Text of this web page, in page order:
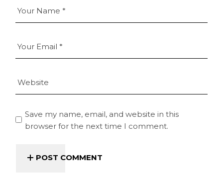
Save my name, email, and website in this
browser for the next time I comment.
POST COMMENT